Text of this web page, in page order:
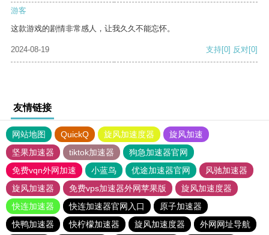
游客
这款游戏的剧情非常感人，让我久久不能忘怀。
2024-08-19 支持[0] 反对[0]
友情链接
网站地图 QuickQ 旋风加速度器
旋风加速
坚果加速器
tiktok加速器
狗急加速器官网
免费vqn外网加速
小蓝鸟 优途加速器官网
风驰加速器
旋风加速器
免费vps加速器外网苹果版
旋风加速度器
快连加速器
快连加速器官网入口
原子加速器
快鸭加速器
快柠檬加速器 旋风加速度器
外网网址导航